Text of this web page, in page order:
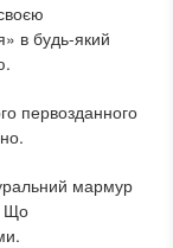
в будь-який
первозданного
мармур
Що